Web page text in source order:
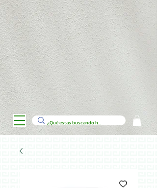
// Código para personalizar la tienda de productos en Wix con Velo
import wixData from 'wix-data'; import wixLocation from 'wix-location';
$w.onReady(function () { loadCategories();
$w("#categoryDropdown").onChange((event) => {
filterProducts(event.target.value); }); }); function loadCategories() {
wixData.query("Categories") .find() .then((results) => { let options = [{
label: "Todas", value: "" }]; results.items.forEach(category => {
options.push({ label: category.title, value: category._id }); });
$w("#categoryDropdown").options = options; }); } function
filterProducts(categoryId) { let filter = wixData.filter(); if (categoryId) {
filter = filter.eq("category", categoryId); }
$w("#productsRepeater").data = []; wixData.query("Products")
.filter(filter) .find() .then((results) => { $w("#productsRepeater").data =
results.items; }); } // Agregar botón de carrito a cada producto
$w("#productsRepeater").onItemReady(($item, itemData) => {
$item("#addToCartButton").onClick(() => { // Lógica para agregar al
carrito console.log(`Producto agregado: ${itemData.title}`); }); //
Mostrar cinta de oferta si el producto tiene descuento if
(itemData.discount) { $item("#offerRibbon").show(); } else {
$item("#offerRibbon").hide(); } });